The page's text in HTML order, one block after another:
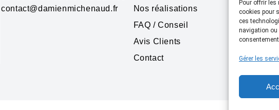
Pour offrir
cookies pour
ces
navigation ou
Gérer les
contact@damienmichenaud.fr
Nos réalisations
FAQ / Conseil
Avis Clients
Contact